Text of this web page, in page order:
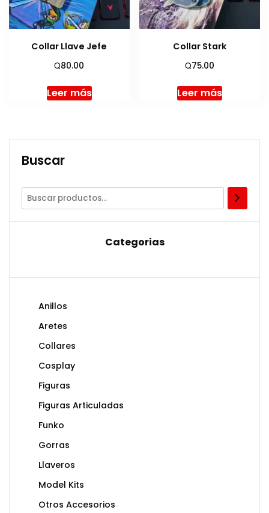
Collar Llave Jefe
Q80.00
Leer más
Collar Stark
Q75.00
Leer más
Buscar
Categorias
Anillos
Aretes
Collares
Cosplay
Figuras
Figuras Articuladas
Funko
Gorras
Llaveros
Model Kits
Otros Accesorios